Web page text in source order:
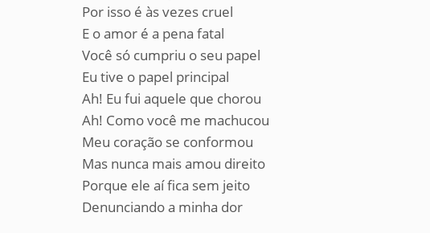
Por isso é às vezes cruel
E o amor é a pena fatal
Você só cumpriu o seu papel
Eu tive o papel principal
Ah! Eu fui aquele que chorou
Ah! Como você me machucou
Meu coração se conformou
Mas nunca mais amou direito
Porque ele aí fica sem jeito
Denunciando a minha dor